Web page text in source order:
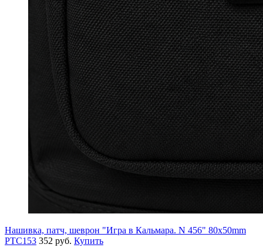
Нашивка, патч, шеврон "Игра в Кальмара. N 456" 80x50mm
PTC153 352 руб. Купить